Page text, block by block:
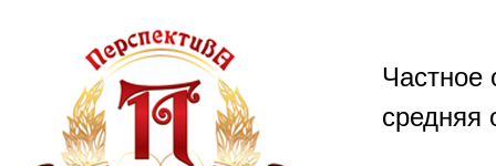
содержимому
Частное
средняя